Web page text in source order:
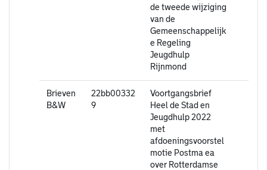
de tweede wijziging
van de
Gemeenschappelijk
e Regeling
Jeugdhulp
Rijnmond
Brieven
B&W
22bb00332
9
Voortgangsbrief
Heel de Stad en
Jeugdhulp 2022
met
afdoeningsvoorstel
motie Postma ea
over Rotterdamse